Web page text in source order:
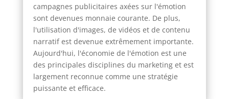
campagnes publicitaires axées sur l'émotion
sont devenues monnaie courante. De plus,
l'utilisation d'images, de vidéos et de contenu
narratif est devenue extrêmement importante.
Aujourd'hui, l'économie de l'émotion est une
des principales disciplines du marketing et est
largement reconnue comme une stratégie
puissante et efficace.